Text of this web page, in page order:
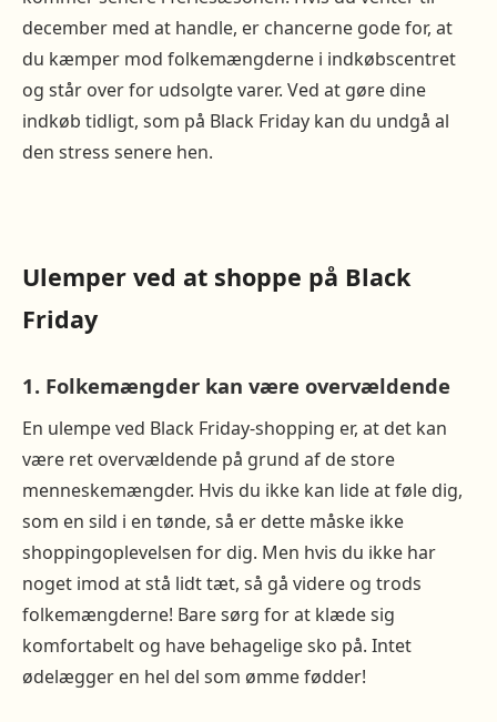
december med at handle, er chancerne gode for, at
du kæmper mod folkemængderne i indkøbscentret
og står over for udsolgte varer. Ved at gøre dine
indkøb tidligt, som på Black Friday kan du undgå al
den stress senere hen.
Ulemper ved at shoppe på Black
Friday
1. Folkemængder kan være overvældende
En ulempe ved Black Friday-shopping er, at det kan
være ret overvældende på grund af de store
menneskemængder. Hvis du ikke kan lide at føle dig,
som en sild i en tønde, så er dette måske ikke
shoppingoplevelsen for dig. Men hvis du ikke har
noget imod at stå lidt tæt, så gå videre og trods
folkemængderne! Bare sørg for at klæde sig
komfortabelt og have behagelige sko på. Intet
ødelægger en hel del som ømme fødder!